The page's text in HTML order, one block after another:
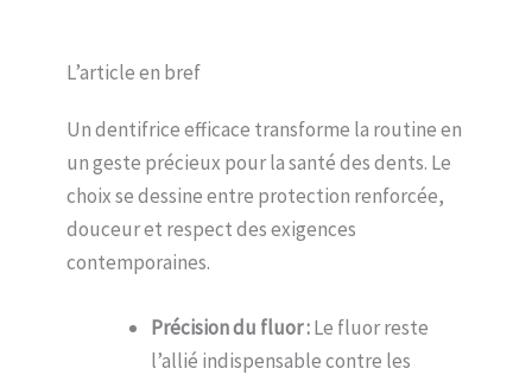
L’article en bref
Un dentifrice efficace transforme la routine en
un geste précieux pour la santé des dents. Le
choix se dessine entre protection renforcée,
douceur et respect des exigences
contemporaines.
Précision du fluor :Le fluor reste
l’allié indispensable contre les